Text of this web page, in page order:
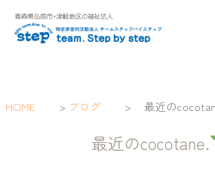
プHOME > ブログ > 最近の
最近のcocotane.